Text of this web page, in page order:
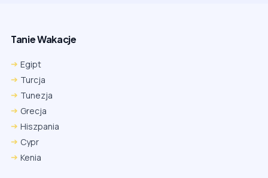
Tanie Wakacje
Egipt
Turcja
Tunezja
Grecja
Hiszpania
Cypr
Kenia